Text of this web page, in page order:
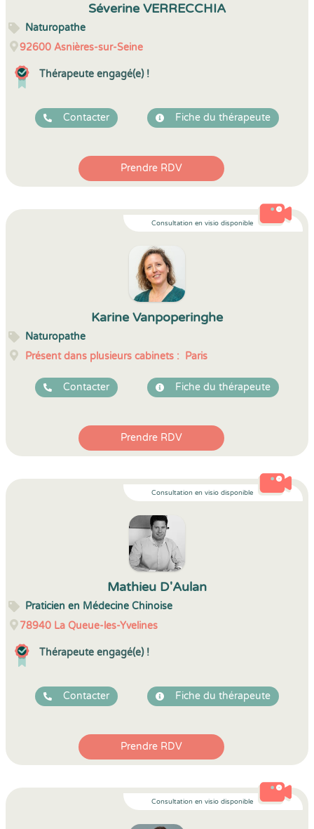
Séverine VERRECCHIA
Naturopathe
92600 Asnières-sur-Seine
Thérapeute engagé(e) !
Contacter Fiche du thérapeute
Prendre RDV
Consultation en visio disponible
Karine Vanpoperinghe
Naturopathe
Présent dans plusieurs cabinets : Paris
Contacter Fiche du thérapeute
Prendre RDV
Consultation en visio disponible
Mathieu D'Aulan
Praticien en Médecine Chinoise
78940 La Queue-les-Yvelines
Thérapeute engagé(e) !
Contacter Fiche du thérapeute
Prendre RDV
Consultation en visio disponible